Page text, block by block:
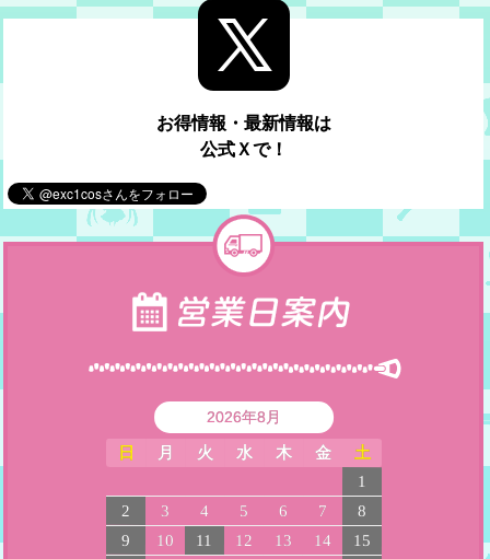
お得情報・最新情報は
公式Ｘで！
2026年8月
日 月 火 水 木 金 土
1
2
3 4 5 6 7
8
9
10 11 12 13 14
15